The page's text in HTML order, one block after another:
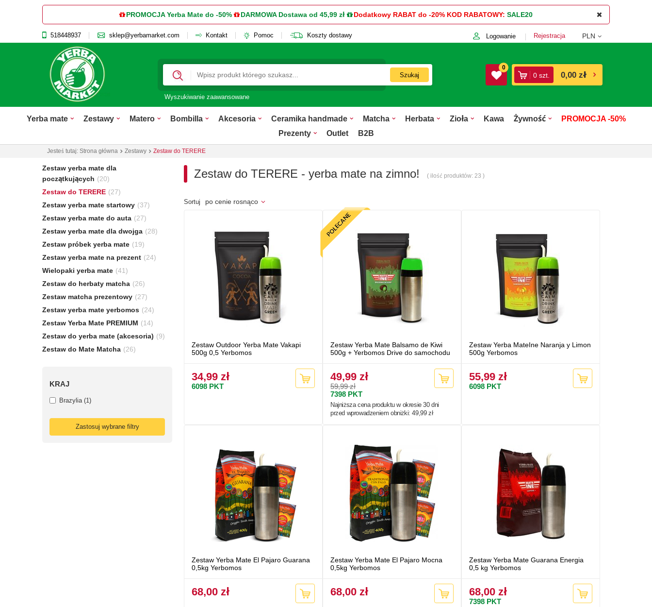
PROMOCJA Yerba Mate do -50% DARMOWA Dostawa od 45,99 zł Dodatkowy RABAT do -20% KOD RABATOWY: SALE20
518448937 sklep@yerbamarket.com Kontakt Pomoc Koszty dostawy Logowanie Rejestracja PLN
Szukaj
Wyszukiwanie zaawansowane
0
0 szt. 0,00 zł
Yerba mate Zestawy Matero Bombilla Akcesoria Ceramika handmade Matcha Herbata Zioła Kawa Żywność
PROMOCJA -50%
Prezenty
Outlet B2B
Jesteś tutaj: Strona główna Zestawy Zestaw do TERERE
Zestaw yerba mate dla
początkujących (20)
Zestaw do TERERE (27)
Zestaw yerba mate startowy (37)
Zestaw yerba mate do auta (27)
Zestaw yerba mate dla dwojga (28)
Zestaw próbek yerba mate (19)
Zestaw yerba mate na prezent (24)
Wielopaki yerba mate (41)
Zestaw do herbaty matcha (26)
Zestaw matcha prezentowy (27)
Zestaw yerba mate yerbomos (24)
Zestaw Yerba Mate PREMIUM (14)
Zestaw do yerba mate (akcesoria) (9)
Zestaw do Mate Matcha (26)
KRAJ
Brazylia(1)
Zastosuj wybrane filtry
Zestaw do TERERE - yerba mate na zimno! ( ilość produktów: 23 )
Sortuj po cenie rosnąco
Zestaw Outdoor Yerba Mate Vakapi
500g 0,5 Yerbomos
34,99 zł
6098 PKT
Zestaw Yerba Mate Balsamo de Kiwi
500g + Yerbomos Drive do samochodu
49,99 zł
59,99 zł
7398 PKT
Najniższa cena produktu w okresie 30 dni
przed wprowadzeniem obniżki:49,99 zł
Zestaw Yerba MateIne Naranja y Limon
500g Yerbomos
55,99 zł
6098 PKT
Zestaw Yerba Mate El Pajaro Guarana
0,5kg Yerbomos
68,00 zł
Zestaw Yerba Mate El Pajaro Mocna
0,5kg Yerbomos
68,00 zł
Zestaw Yerba Mate Guarana Energia
0,5 kg Yerbomos
68,00 zł
7398 PKT